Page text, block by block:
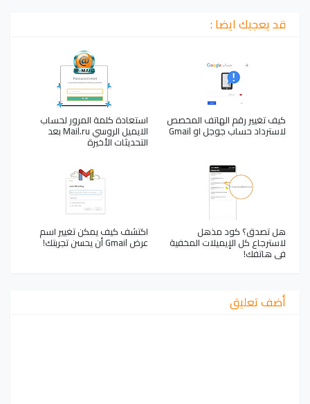
قد يعجبك ايضا :
كيف تغيير رقم الهاتف المخصص
لاسترداد حساب جوجل او Gmail
استعادة كلمة المرور لحساب
الايميل الروسي Mail.ru بعد
التحديثات الأخيرة
هل تصدق؟ كود مذهل
لاسترجاع كل الإيميلات المخفية
في هاتفك!
اكتشف كيف يمكن تغيير اسم
عرض Gmail أن يحسن تجربتك!
أضف تعليق